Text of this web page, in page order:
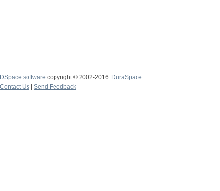
DSpace software copyright © 2002-2016
DuraSpace
Contact Us
Send Feedback